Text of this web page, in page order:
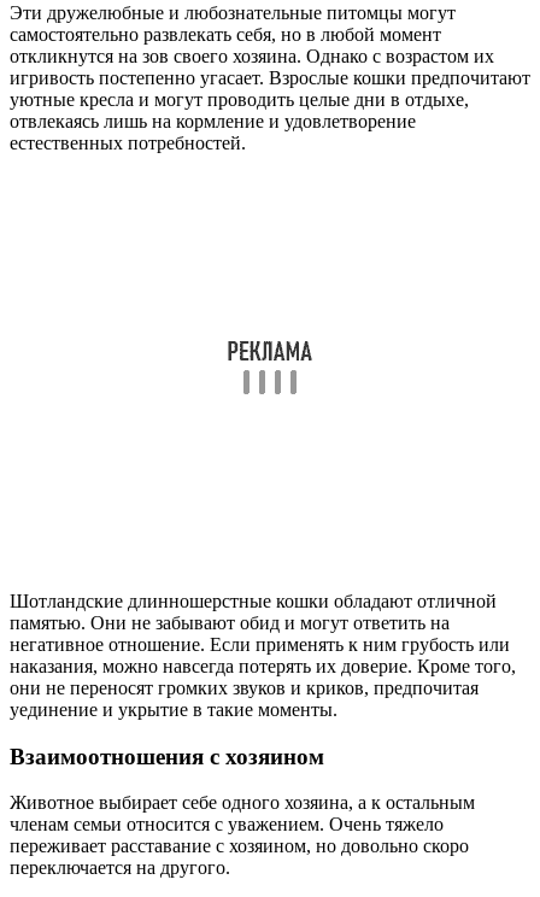
Эти дружелюбные и любознательные питомцы могут
самостоятельно развлекать себя, но в любой момент
откликнутся на зов своего хозяина. Однако с возрастом их
игривость постепенно угасает. Взрослые кошки предпочитают
уютные кресла и могут проводить целые дни в отдыхе,
отвлекаясь лишь на кормление и удовлетворение
естественных потребностей.
Шотландские длинношерстные кошки обладают отличной
памятью. Они не забывают обид и могут ответить на
негативное отношение. Если применять к ним грубость или
наказания, можно навсегда потерять их доверие. Кроме того,
они не переносят громких звуков и криков, предпочитая
уединение и укрытие в такие моменты.
Взаимоотношения с хозяином
Животное выбирает себе одного хозяина, а к остальным
членам семьи относится с уважением. Очень тяжело
переживает расставание с хозяином, но довольно скоро
переключается на другого.